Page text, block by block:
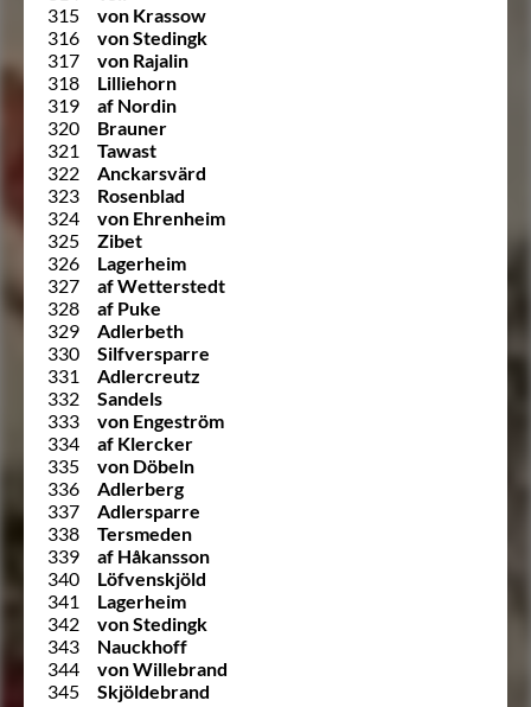
315
von Krassow
316
von Stedingk
317
von Rajalin
318
Lilliehorn
319
af Nordin
320
Brauner
321
Tawast
322
Anckarsvärd
323
Rosenblad
324
von Ehrenheim
325
Zibet
326
Lagerheim
327
af Wetterstedt
328
af Puke
329
Adlerbeth
330
Silfversparre
331
Adlercreutz
332
Sandels
333
von Engeström
334
af Klercker
335
von Döbeln
336
Adlerberg
337
Adlersparre
338
Tersmeden
339
af Håkansson
340
Löfvenskjöld
341
Lagerheim
342
von Stedingk
343
Nauckhoff
344
von Willebrand
345
Skjöldebrand